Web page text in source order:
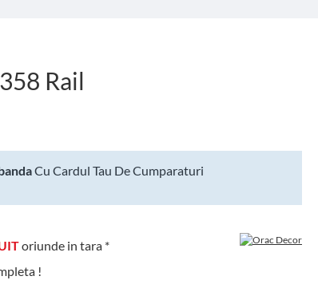
Rail
Cu Cardul Tau De Cumparaturi
oriunde in tara *
!